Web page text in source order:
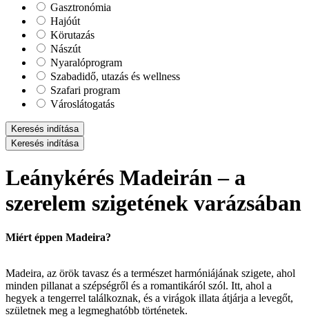
Gasztronómia
Hajóút
Körutazás
Nászút
Nyaralóprogram
Szabadidő, utazás és wellness
Szafari program
Városlátogatás
Keresés indítása
Keresés indítása
Leánykérés Madeirán – a
szerelem szigetének varázsában
Miért éppen Madeira?
Madeira, az örök tavasz és a természet harmóniájának szigete, ahol
minden pillanat a szépségről és a romantikáról szól. Itt, ahol a
hegyek a tengerrel találkoznak, és a virágok illata átjárja a levegőt,
születnek meg a legmeghatóbb történetek.